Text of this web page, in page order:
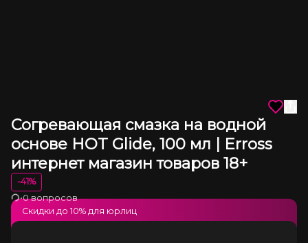
Согревающая смазка на водной
основе HOT Glide, 100 мл | Erross
интернет магазин товаров 18+
-41%
Загрузка
•0 вопросов
Скидки до 10% для юрлиц